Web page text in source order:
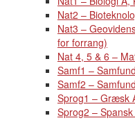
Nat2 –
Nat3 –
for forrang)
Nat 4, 5 & 6 –
Samf1 –
Samf2 –
Sprog1 – Græsk
Sprog2 –